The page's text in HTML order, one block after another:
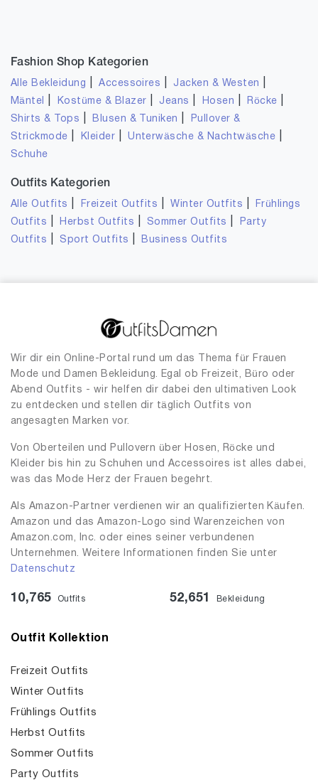
Fashion Shop Kategorien
Alle Bekleidung |Accessoires Jacken & Westen
Mäntel Kostüme & Blazer Jeans Hosen Röcke
Shirts & Tops Blusen & Tuniken
Pullover &
Strickmode
Kleider |Unterwäsche & Nachtwäsche
Schuhe
Outfits Kategorien
Alle Outfits Freizeit Outfits |Winter Outfits
Frühlings
Outfits
Herbst Outfits Sommer Outfits
Party
Outfits
Sport Outfits Business Outfits
Wir dir ein Online-Portal rund um das Thema für Frauen
Mode und Damen Bekleidung. Egal ob Freizeit, Büro oder
Abend Outfits - wir helfen dir dabei den ultimativen Look
zu entdecken und stellen dir täglich Outfits von
angesagten Marken vor.
Von Oberteilen und Pullovern über Hosen, Röcke und
Kleider bis hin zu Schuhen und Accessoires ist alles dabei,
was das Mode Herz der Frauen begehrt.
Als Amazon-Partner verdienen wir an qualifizierten Käufen.
Amazon und das Amazon-Logo sind Warenzeichen von
Amazon.com, Inc. oder eines seiner verbundenen
Unternehmen. Weitere Informationen finden Sie unter
Datenschutz
10,765 Outfits 52,651 Bekleidung
Outfit Kollektion
Freizeit Outfits
Winter Outfits
Frühlings Outfits
Herbst Outfits
Sommer Outfits
Party Outfits